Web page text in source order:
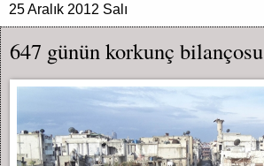
25 Aralık 2012 Salı
647 günün korkunç bilançosu